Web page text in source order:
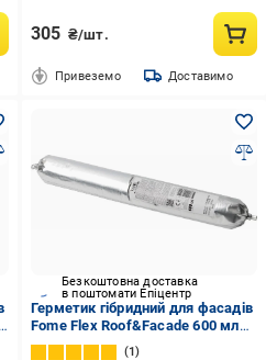
305 ₴/шт.
Привеземо Доставимо
Безкоштовна доставка
в поштомати Епіцентр
Герметик гібридний для фасадів
Fome Flex Roof&Facade 600 мл
Антрацитовий (01-4-2-044)
1